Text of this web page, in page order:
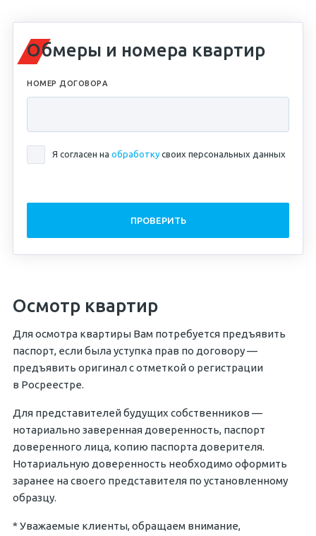
Обмеры и номера квартир
НОМЕР ДОГОВОРА
ПРОВЕРИТЬ
Я согласен на обработку своих персональных данных
Осмотр квартир
Для осмотра квартиры Вам потребуется предъявить
паспорт, если была уступка прав по договору —
предъявить оригинал с отметкой о регистрации
в Росреестре.
Для представителей будущих собственников —
нотариально заверенная доверенность, паспорт
доверенного лица, копию паспорта доверителя.
Нотариальную доверенность необходимо оформить
заранее на своего представителя по установленному
образцу.
* Уважаемые клиенты, обращаем внимание,